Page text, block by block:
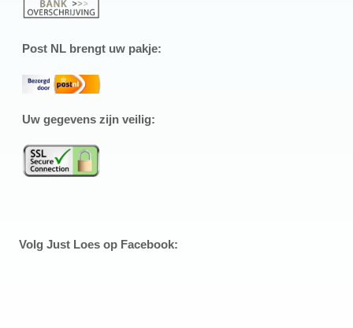
Post NL brengt uw pakje:
Uw gegevens zijn veilig:
Volg Just Loes op Facebook: